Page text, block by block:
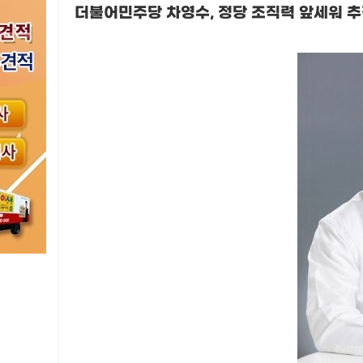
더불어민주당 차영수, 정당 조직력 앞세워